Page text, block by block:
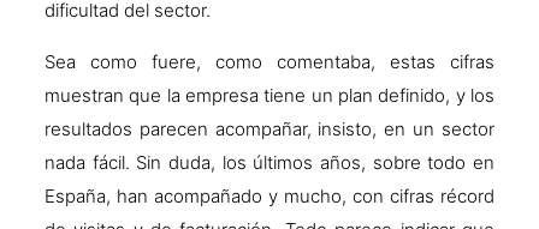
dificultad del sector.
Sea como fuere, como comentaba, estas cifras
muestran que la empresa tiene un plan definido, y los
resultados parecen acompañar, insisto, en un sector
nada fácil. Sin duda, los últimos años, sobre todo en
España, han acompañado y mucho, con cifras récord